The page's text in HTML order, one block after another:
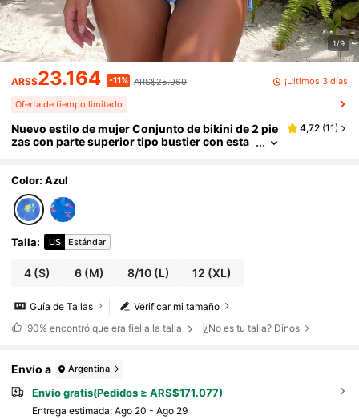
1/9
ARS$23.164 -11% ARS$25.969 ¡Últimos 3 días
Oferta de tiempo limitado
Nuevo estilo de mujer Conjunto de bikini de 2 pie
zas con parte superior tipo bustier con esta
caciones, playa y verano
4,72 (11)
Color: Azul
Talla: US Estándar
4 (S) 6 (M) 8/10(L) 12 (XL)
Verificar mi tamaño
Guía de Tallas
90% encontró que era fiel a la talla ¿No es tu talla? Dinos
Envío a Argentina
Envío gratis(Pedidos ≥ ARS$171.077)
Entrega estimada: Ago 20 - Ago 29